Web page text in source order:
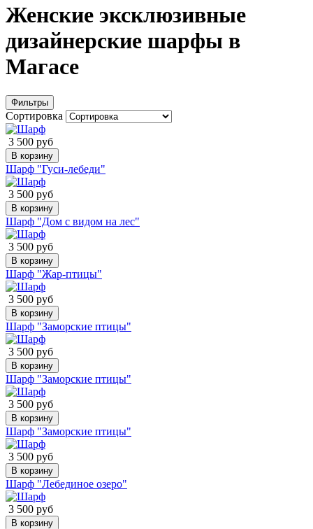
Женские эксклюзивные
дизайнерские шарфы в
Магасе
Фильтры
Сортировка
3 500 руб
В корзину
Шарф "Гуси-лебеди"
3 500 руб
В корзину
Шарф "Дом с видом на лес"
3 500 руб
В корзину
Шарф "Жар-птицы"
3 500 руб
В корзину
Шарф "Заморские птицы"
3 500 руб
В корзину
Шарф "Заморские птицы"
3 500 руб
В корзину
Шарф "Заморские птицы"
3 500 руб
В корзину
Шарф "Лебединое озеро"
3 500 руб
В корзину